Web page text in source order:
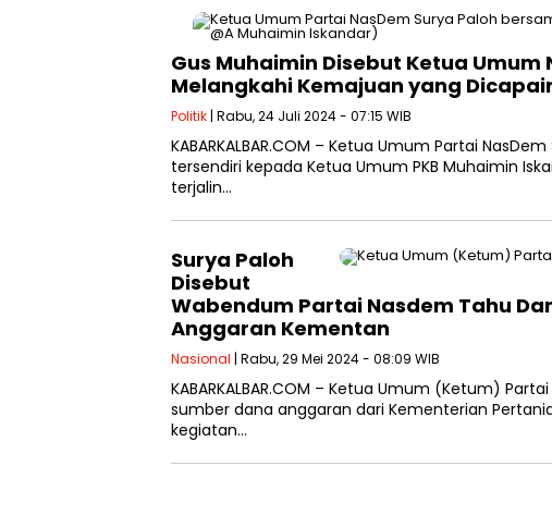
Gus Muhaimin Disebut Ketua Umum
Melangkahi Kemajuan yang
Politik | Rabu, 24 Juli 2024 - 07:15 WIB
KABARKALBAR.COM – Ketua Umum Partai
tersendiri kepada Ketua Umum PKB Muhaimin
terjalin…
Surya Paloh
Disebut
Wabendum Partai Nasdem Tahu
Anggaran Kementan
Nasional | Rabu, 29 Mei 2024 - 08:09 WIB
KABARKALBAR.COM – Ketua Umum (Ketum)
sumber dana anggaran dari Kementerian
kegiatan…